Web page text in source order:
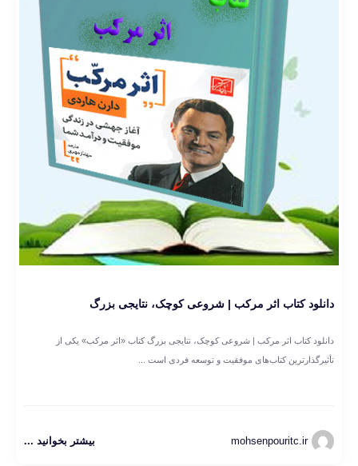
دانلود کتاب اثر مرکب | شروعی کوچک، نتایجی بزرگ
دانلود کتاب اثر مرکب | شروعی کوچک، نتایجی بزرگ کتاب «اثر مرکب» یکی از
تأثیرگذارترین کتاب‌های موفقیت و توسعه فردی است ...
mohsenpouritc.ir بیشتر بخوانید ...